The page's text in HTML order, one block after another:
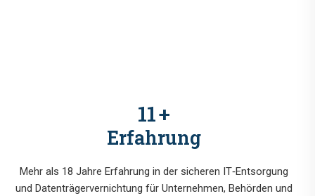
14 +
Erfahrung
Mehr als 18 Jahre Erfahrung in der sicheren IT‑Entsorgung
und Datenträgervernichtung für Unternehmen, Behörden und